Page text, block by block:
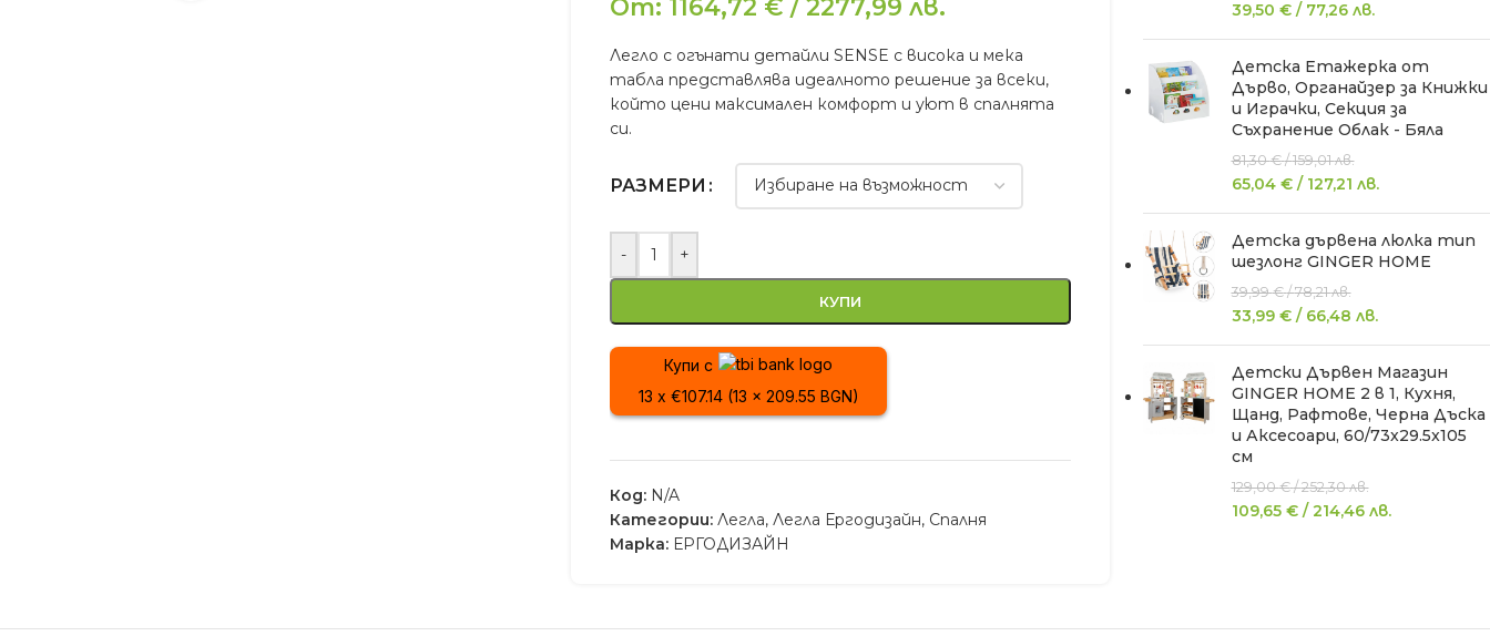
От: 1164,72 € /2277,99лв.
Легло с огънати детайли SENSE с висока и мека
табла представлява идеалното решение за всеки,
който цени максимален комфорт и уют в спалнята
си.
РАЗМЕРИ
- +
КУПИ
Купи с
13 x €107.14 (13 x 209.55 BGN)
Код: N/A
Категории: Легла, Легла Ергодизайн, Спалня
Марка: ЕРГОДИЗАЙН
39,50 € / 77,26 лв.
Детска Етажерка от
Дърво, Органайзер за Книжки
и Играчки, Секция за
Съхранение Облак - Бяла
81,30€ /159,01лв.
65,04 € / 127,21 лв.
Детска дървена люлка тип
шезлонг GINGER HOME
39,99€ /78,21лв.
33,99 € / 66,48 лв.
Детски Дървен Магазин
GINGER HOME 2 в 1, Кухня,
Щанд, Рафтове, Черна Дъска
и Аксесоари, 60/73x29.5x105
см
129,00€ /252,30лв.
109,65 € /214,46 лв.